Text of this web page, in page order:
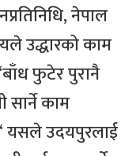
नेपाल
उद्धारको काम
फुटेर पुरानै
सार्ने काम
यसले उदयपुरलाई